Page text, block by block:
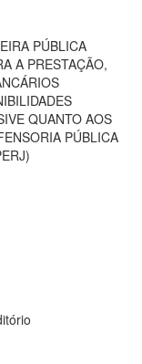
PÚBLICA
A PRESTAÇÃO,
QUANTO AOS
PÚBLICA